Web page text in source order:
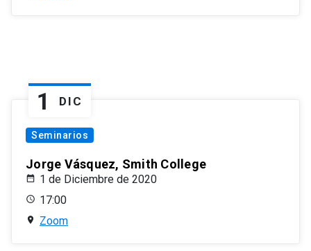
1 DIC
Seminarios
Jorge Vásquez, Smith College
1 de Diciembre de 2020
17:00
Zoom